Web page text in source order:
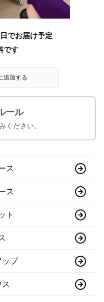
でお届け予定
です
追加する
ール
ください。
ス
ス
ト
ップ